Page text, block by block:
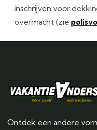
inschrijven voor
overmacht (zie
Ontdek een andere